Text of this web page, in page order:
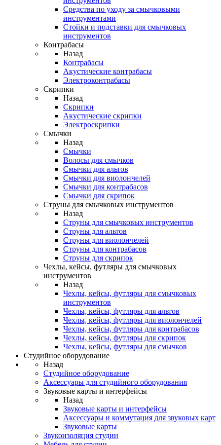
Средства по уходу за смычковыми
инструментами
Стойки и подставки для смычковых
инструментов
Контрабасы
Назад
Контрабасы
Акустические контрабасы
Электроконтрабасы
Скрипки
Назад
Скрипки
Акустические скрипки
Электроскрипки
Смычки
Назад
Смычки
Волосы для смычков
Смычки для альтов
Смычки для виолончелей
Смычки для контрабасов
Смычки для скрипок
Струны для смычковых инструментов
Назад
Струны для смычковых инструментов
Струны для альтов
Струны для виолончелей
Струны для контрабасов
Струны для скрипок
Чехлы, кейсы, футляры для смычковых
инструментов
Назад
Чехлы, кейсы, футляры для смычковых
инструментов
Чехлы, кейсы, футляры для альтов
Чехлы, кейсы, футляры для виолончелей
Чехлы, кейсы, футляры для контрабасов
Чехлы, кейсы, футляры для скрипок
Чехлы, кейсы, футляры для смычков
Студийное оборудование
Назад
Студийное оборудование
Аксессуары для студийного оборудования
Звуковые карты и интерфейсы
Назад
Звуковые карты и интерфейсы
Аксессуары и коммутация для звуковых карт
Звуковые карты
Звукоизоляция студии